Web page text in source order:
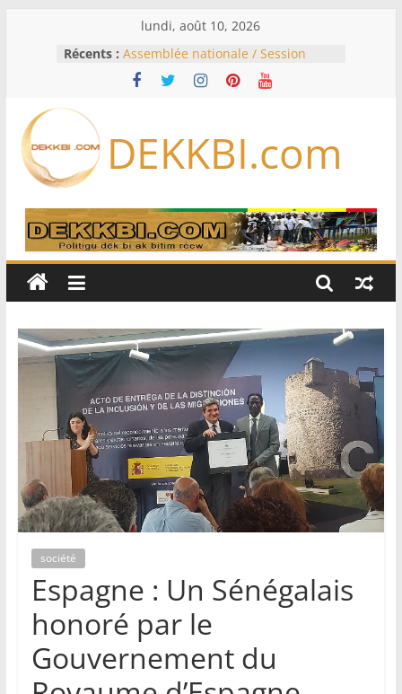
lundi, août 10, 2026
Récents : Assemblée nationale / Session
extraordinaire: Six commissions
d’enquête à l’ordre du jour ce lundi
Bénin: Patrice Talon élu président
du Sénat, moins de trois mois
Pakistan et la Turquie signent un
accord de défense
RD Congo: Kinshasa interdit les
exportations de cuivre et de cobalt
production
DEKKBI.com
société
Espagne : Un Sénégalais
honoré par le
Gouvernement du